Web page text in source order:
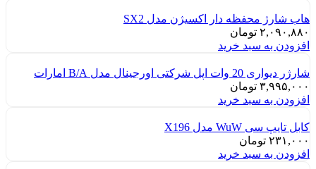
هاب شارژ محفظه دار اکسیژن مدل SX2
۲,۰۹۰,۸۸۰ تومان
افزودن به سبد خرید
شارژر دیواری 20 وات اپل شرکتی اورجینال مدل B/A امارات
۳,۹۹۵,۰۰۰ تومان
افزودن به سبد خرید
کابل تایپ سی WuW مدل X196
۲۳۱,۰۰۰ تومان
افزودن به سبد خرید